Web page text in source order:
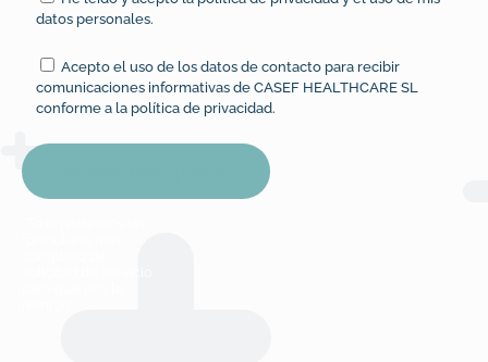
datos personales.
Acepto el uso de los datos de contacto para recibir
comunicaciones informativas de CASEF HEALTHCARE SL
conforme a la política de privacidad.